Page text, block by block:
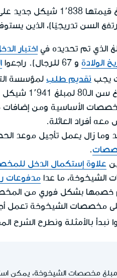
تُدفع مخصصات الشيخوخة
الذي تم تحديده في اختبار
الولادة و 67 للرجال). راجعوا
يجب تقديم طلب لمؤسسة
لعام- 2026).
الأساسية ومن إضافات
أفراد العائلة.
وما زال يعمل تأجيل موعد
.
علاوة إستكمال الدخل
ما عدا مدفوعات
خصمها بشكل فوري من
مخصصات الشيخوخة تعمل
نبدأ بالأمثلة ونطرح الشرح
مخصصات الشيخوخة، يمكن